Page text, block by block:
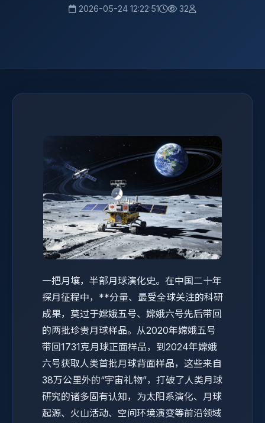
2026-05-24 12:22:51 32
一把月壤，半部月球演化史。在中国二十年
探月征程中，**分量、最受全球关注的科研
成果，莫过于嫦娥五号、嫦娥六号先后带回
的两批珍贵月球样品。从2020年嫦娥五号
带回1731克月球正面样品，到2024年嫦娥
六号获取人类首批月球背面样品，这些来自
38万公里外的“宇宙礼物”，打破了人类月球
研究的诸多固有认知，为太阳系演化、月球
起源、火山活动、空间环境演变等前沿领域